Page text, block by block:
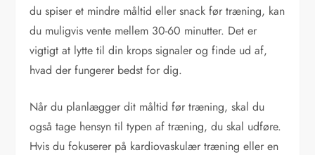
du spiser et mindre måltid eller snack før træning, kan
du muligvis vente mellem 30-60 minutter. Det er
vigtigt at lytte til din krops signaler og finde ud af,
hvad der fungerer bedst for dig.
Når du planlægger dit måltid før træning, skal du
også tage hensyn til typen af træning, du skal udføre.
Hvis du fokuserer på kardiovaskulær træning eller en